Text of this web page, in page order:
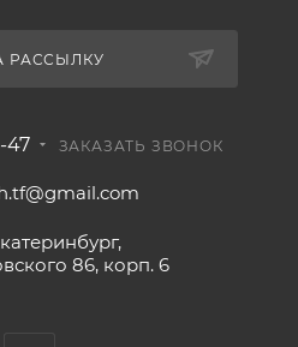
РАССЫЛКУ
47 ЗАКАЗАТЬ ЗВОНОК
86, корп. 6​